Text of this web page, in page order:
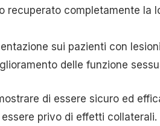
recuperato completamente la
sui pazienti con
delle funzione
di essere sicuro ed
privo di effetti collaterali.